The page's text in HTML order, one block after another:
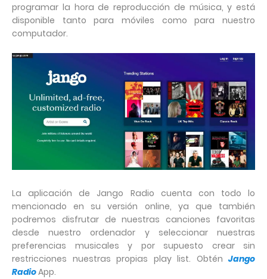
programar la hora de reproducción de música, y está
disponible tanto para móviles como para nuestro
computador.
La aplicación de Jango Radio cuenta con todo lo
mencionado en su versión online, ya que también
podremos disfrutar de nuestras canciones favoritas
desde nuestro ordenador y seleccionar nuestras
preferencias musicales y por supuesto crear sin
restricciones nuestras propias play list. Obtén Jango
RadioApp.